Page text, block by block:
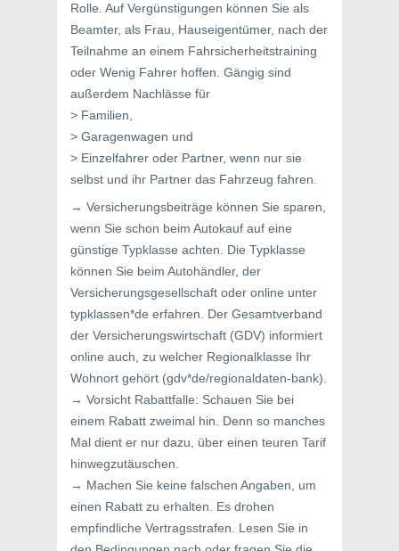
Rolle. Auf Vergünstigungen können Sie als
Beamter, als Frau, Hauseigentümer, nach der
Teilnahme an einem Fahrsicherheitstraining
oder Wenig Fahrer hoffen. Gängig sind
außerdem Nachlässe für
> Familien,
> Garagenwagen und
> Einzelfahrer oder Partner, wenn nur sie
selbst und ihr Partner das Fahrzeug fahren.
→ Versicherungsbeiträge können Sie sparen,
wenn Sie schon beim Autokauf auf eine
günstige Typklasse achten. Die Typklasse
können Sie beim Autohändler, der
Versicherungsgesellschaft oder online unter
typklassen*de erfahren. Der Gesamtverband
der Versicherungswirtschaft (GDV) informiert
online auch, zu welcher Regionalklasse Ihr
Wohnort gehört (gdv*de/regionaldaten-bank).
→ Vorsicht Rabattfalle: Schauen Sie bei
einem Rabatt zweimal hin. Denn so manches
Mal dient er nur dazu, über einen teuren Tarif
hinwegzutäuschen.
→ Machen Sie keine falschen Angaben, um
einen Rabatt zu erhalten. Es drohen
empfindliche Vertragsstrafen. Lesen Sie in